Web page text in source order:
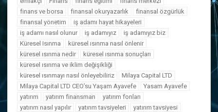
finans ve borsa
finansal okuryazarlık
finansal özgürlük
finansal yönetim
iş adamı hayat hikayeleri
iş adamı nasıl olunur
iş adamıyız
iş adamıyız biz
Küresel Isınma
küresel ısınma nasıl önlenir
küresel ısınma nedir
küresel ısınma sonuçları
küresel ısınma ve iklim değişikliği
küresel ısınmayı nasıl önleyebiliriz
Milaya Capital LTD
Milaya Capital LTD CEO’su Yaşam Ayavefe
Yasam Ayavefe
yatırım
yatırım finansman
yatırım fonları
yatırım nasıl yapılır
yatırım tavsiyeleri
yatırım tavsiyesi